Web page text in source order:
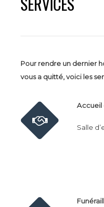
Pour rendre un dernier
vous a quitté, voici les
Accueil
Salle